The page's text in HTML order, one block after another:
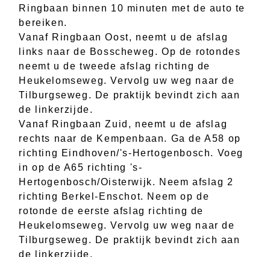
doorstroomtoets-
training
contact
Ringbaan binnen 10 minuten met de auto te
bereiken.
Vanaf Ringbaan Oost, neemt u de afslag
links naar de Bosscheweg. Op de rotondes
neemt u de tweede afslag richting de
Heukelomseweg. Vervolg uw weg naar de
Tilburgseweg. De praktijk bevindt zich aan
de linkerzijde.
Vanaf Ringbaan Zuid, neemt u de afslag
rechts naar de Kempenbaan. Ga de A58 op
richting Eindhoven/'s-Hertogenbosch. Voeg
in op de A65 richting 's-
Hertogenbosch/Oisterwijk. Neem afslag 2
richting Berkel-Enschot. Neem op de
rotonde de eerste afslag richting de
Heukelomseweg. Vervolg uw weg naar de
Tilburgseweg. De praktijk bevindt zich aan
de linkerzijde.